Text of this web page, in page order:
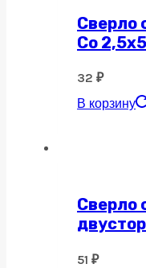
Сверло
Co
32 ₽
В корзину
Сверло
51 ₽